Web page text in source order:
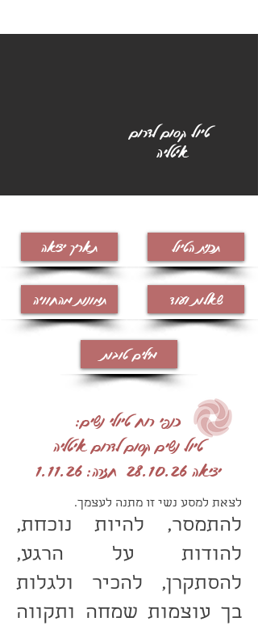
טיול קסום לדרום
איטליה
תאריך יציאה
תמונות מהחוויה
תכנית הטיול
שאלות ועוד
מילים טובות
כנפי רוח טיולי נשים:
טיול נשים קסום לדרום איטליה
יציאה 28.10.26 חזרה: 1.11.26
לצאת למסע נשי זו מתנה לעצמך.
להתמסר, להיות נוכחת,
להודות על הרגע,
להסתקרן, להכיר ולגלות
בך עוצמות שמחה ותקווה